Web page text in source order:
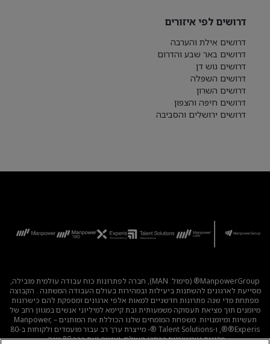
דרושים לפי איזורים
דרושים אילת והערבה
דרושים באר שבע והדרום
דרושים גוש דן
דרושים השפלה
דרושים השרון
דרושים חיפה והצפון
דרושים ירושלים והסביבה
ManpowerGroup® (סימול: MAN), חברה לפתרונות כוח עבודה עולמית מובילה,
מסייעת לארגונים להשתנות ביעילות ובמהירות בעולם העבודה המשתנה . הקבוצה
מפתחת מדי שנה פתרונות חדשניים למאות אלפי ארגונים ומספקת להם כישרונות
מיומנים תוך מציאת תעסוקה משמעותית ובת קיימא למיליוני אנשים במגוון רחב של
תעשיות ומיומנויות. משפחת המומחים שלנו הכוללת את המותגים – Manpower,
®Experis®, ו-Talent Solutions ®- מייצרת ערך רב עבור מועמדים ולקוחות ב-80
מדינות וטריטוריות ברחבי העולם, ועושה זאת כבר 80 שנה.